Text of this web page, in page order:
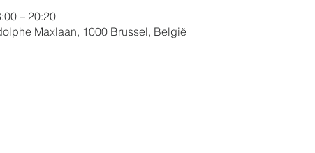
– 20:20
Maxlaan, 1000 Brussel, België